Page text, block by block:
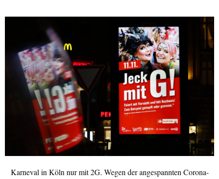
Karneval in Köln nur mit 2G. Wegen der angespannten Corona-